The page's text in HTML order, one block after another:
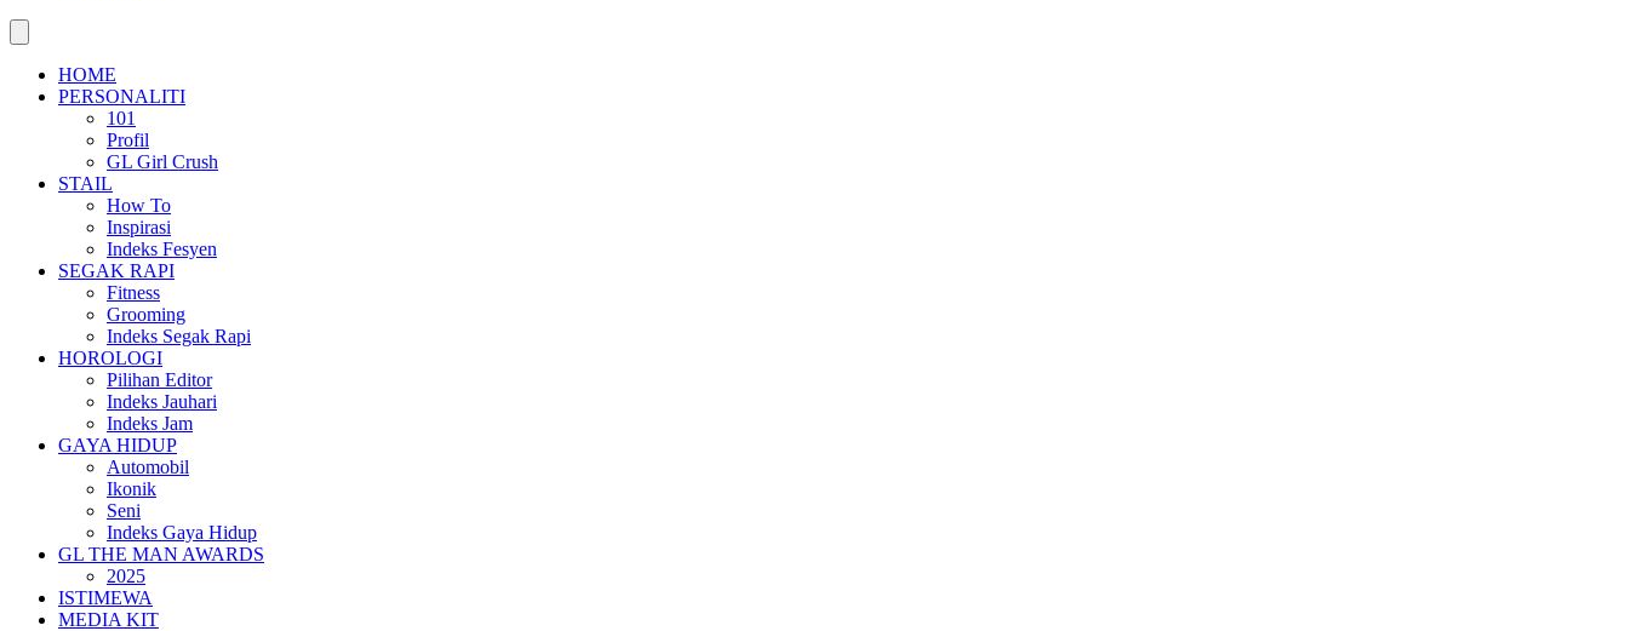
HOME
PERSONALITI
101
Profil
GL Girl Crush
STAIL
How To
Inspirasi
Indeks Fesyen
SEGAK RAPI
Fitness
Grooming
Indeks Segak Rapi
HOROLOGI
Pilihan Editor
Indeks Jauhari
Indeks Jam
GAYA HIDUP
Automobil
Ikonik
Seni
Indeks Gaya Hidup
GL THE MAN AWARDS
2025
ISTIMEWA
MEDIA KIT